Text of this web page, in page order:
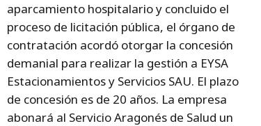
aparcamiento hospitalario y concluido el
proceso de licitación pública, el órgano de
contratación acordó otorgar la concesión
demanial para realizar la gestión a EYSA
Estacionamientos y Servicios SAU. El plazo
de concesión es de 20 años. La empresa
abonará al Servicio Aragonés de Salud un